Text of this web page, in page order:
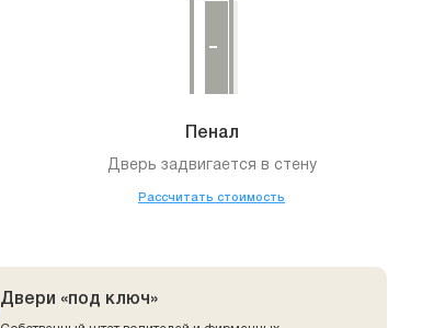
Пенал
Дверь задвигается в стену
Рассчитать стоимость
Двери «под ключ»